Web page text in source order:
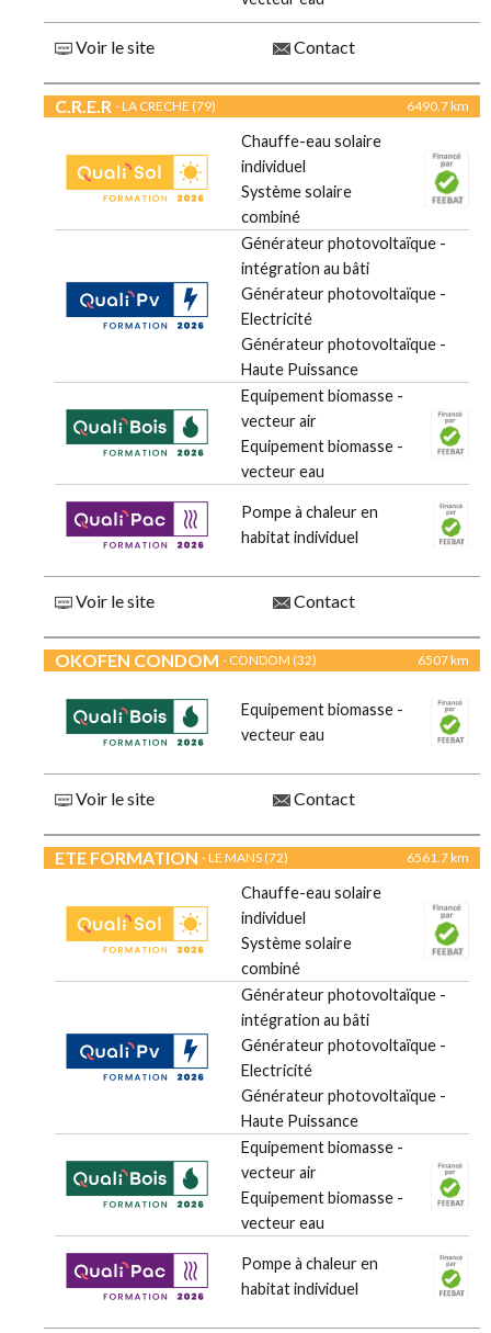
Voir le site Contact
C.R.E.R - LA CRECHE (79) 6490.7 km
Chauffe-eau solaire
individuel
Système solaire
combiné
Générateur photovoltaïque -
intégration au bâti
Générateur photovoltaïque -
Electricité
Générateur photovoltaïque -
Haute Puissance
Equipement biomasse -
vecteur air
Equipement biomasse -
vecteur eau
Pompe à chaleur en
habitat individuel
Voir le site Contact
OKOFEN CONDOM - CONDOM (32) 6507 km
Equipement biomasse -
vecteur eau
Voir le site Contact
ETE FORMATION - LE MANS (72) 6561.7 km
Chauffe-eau solaire
individuel
Système solaire
combiné
Générateur photovoltaïque -
intégration au bâti
Générateur photovoltaïque -
Electricité
Générateur photovoltaïque -
Haute Puissance
Equipement biomasse -
vecteur air
Equipement biomasse -
vecteur eau
Pompe à chaleur en
habitat individuel